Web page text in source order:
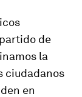
de
la
ciudadanos
en